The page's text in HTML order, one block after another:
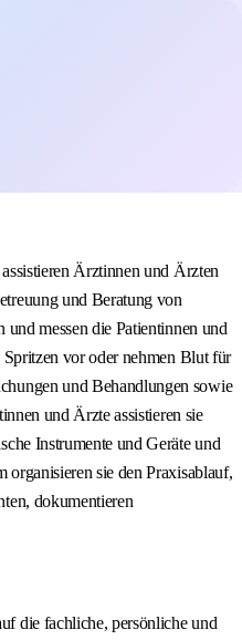
Ärztinnen und Ärzten
und Beratung von
messen die Patientinnen und
Spritzen vor oder nehmen Blut für
und Behandlungen sowie
und Ärzte assistieren sie
Instrumente und Geräte und
sie den Praxisablauf,
dokumentieren
die fachliche, persönliche und